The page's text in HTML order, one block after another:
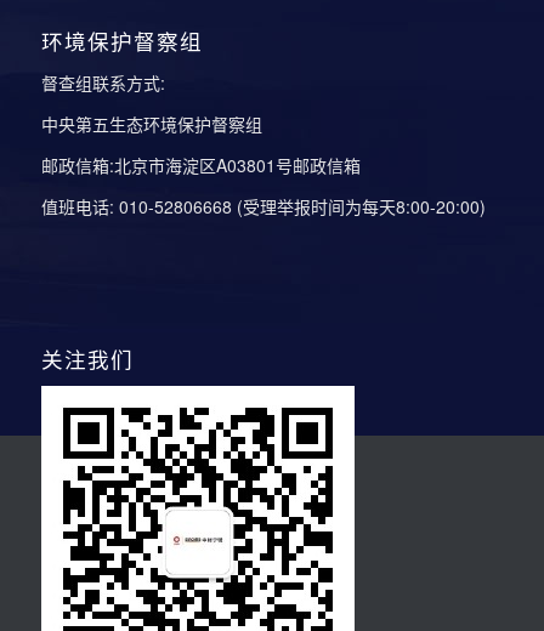
环境保护督察组
督查组联系方式:
中央第五生态环境保护督察组
邮政信箱:北京市海淀区A03801号邮政信箱
值班电话: 010-52806668 (受理举报时间为每天8:00-20:00)
关注我们